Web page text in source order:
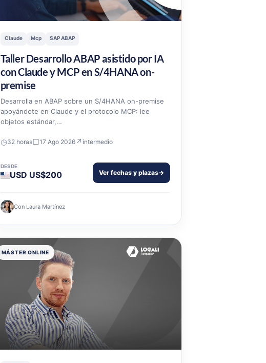
Claude Mcp SAP ABAP
Taller Desarrollo ABAP asistido por IA
con Claude y MCP en S/4HANA on-
premise
Desarrolla en ABAP sobre un S/4HANA on-premise
apoyándote en Claude y el protocolo MCP: lee
objetos estándar,…
◷32 horas□17 Ago 2026↗ intermedio
DESDE
USD US$200 Ver fechas y plazas→
Con Laura Martínez
MÁSTER ONLINE